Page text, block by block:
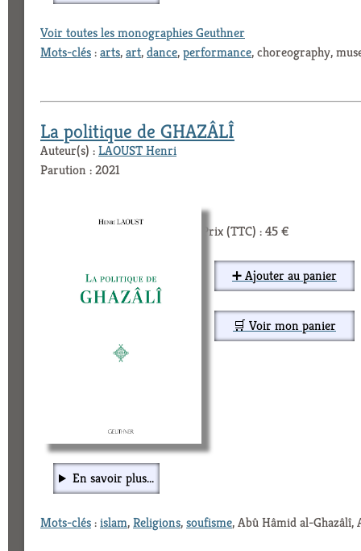
Voir toutes les monographies Geuthner
Mots-clés:arts,art,dance,performance, choreography,
La politique de GHAZÂLÎ
Auteur(s) :LAOUST Henri
Parution : 2021
Prix (TTC) : 45 €
➕ Ajouter au panier
🛒 Voir mon panier
En savoir plus...
Mots-clés:islam,Religions,soufisme, Abû Hâmid al-Ghazâlî,